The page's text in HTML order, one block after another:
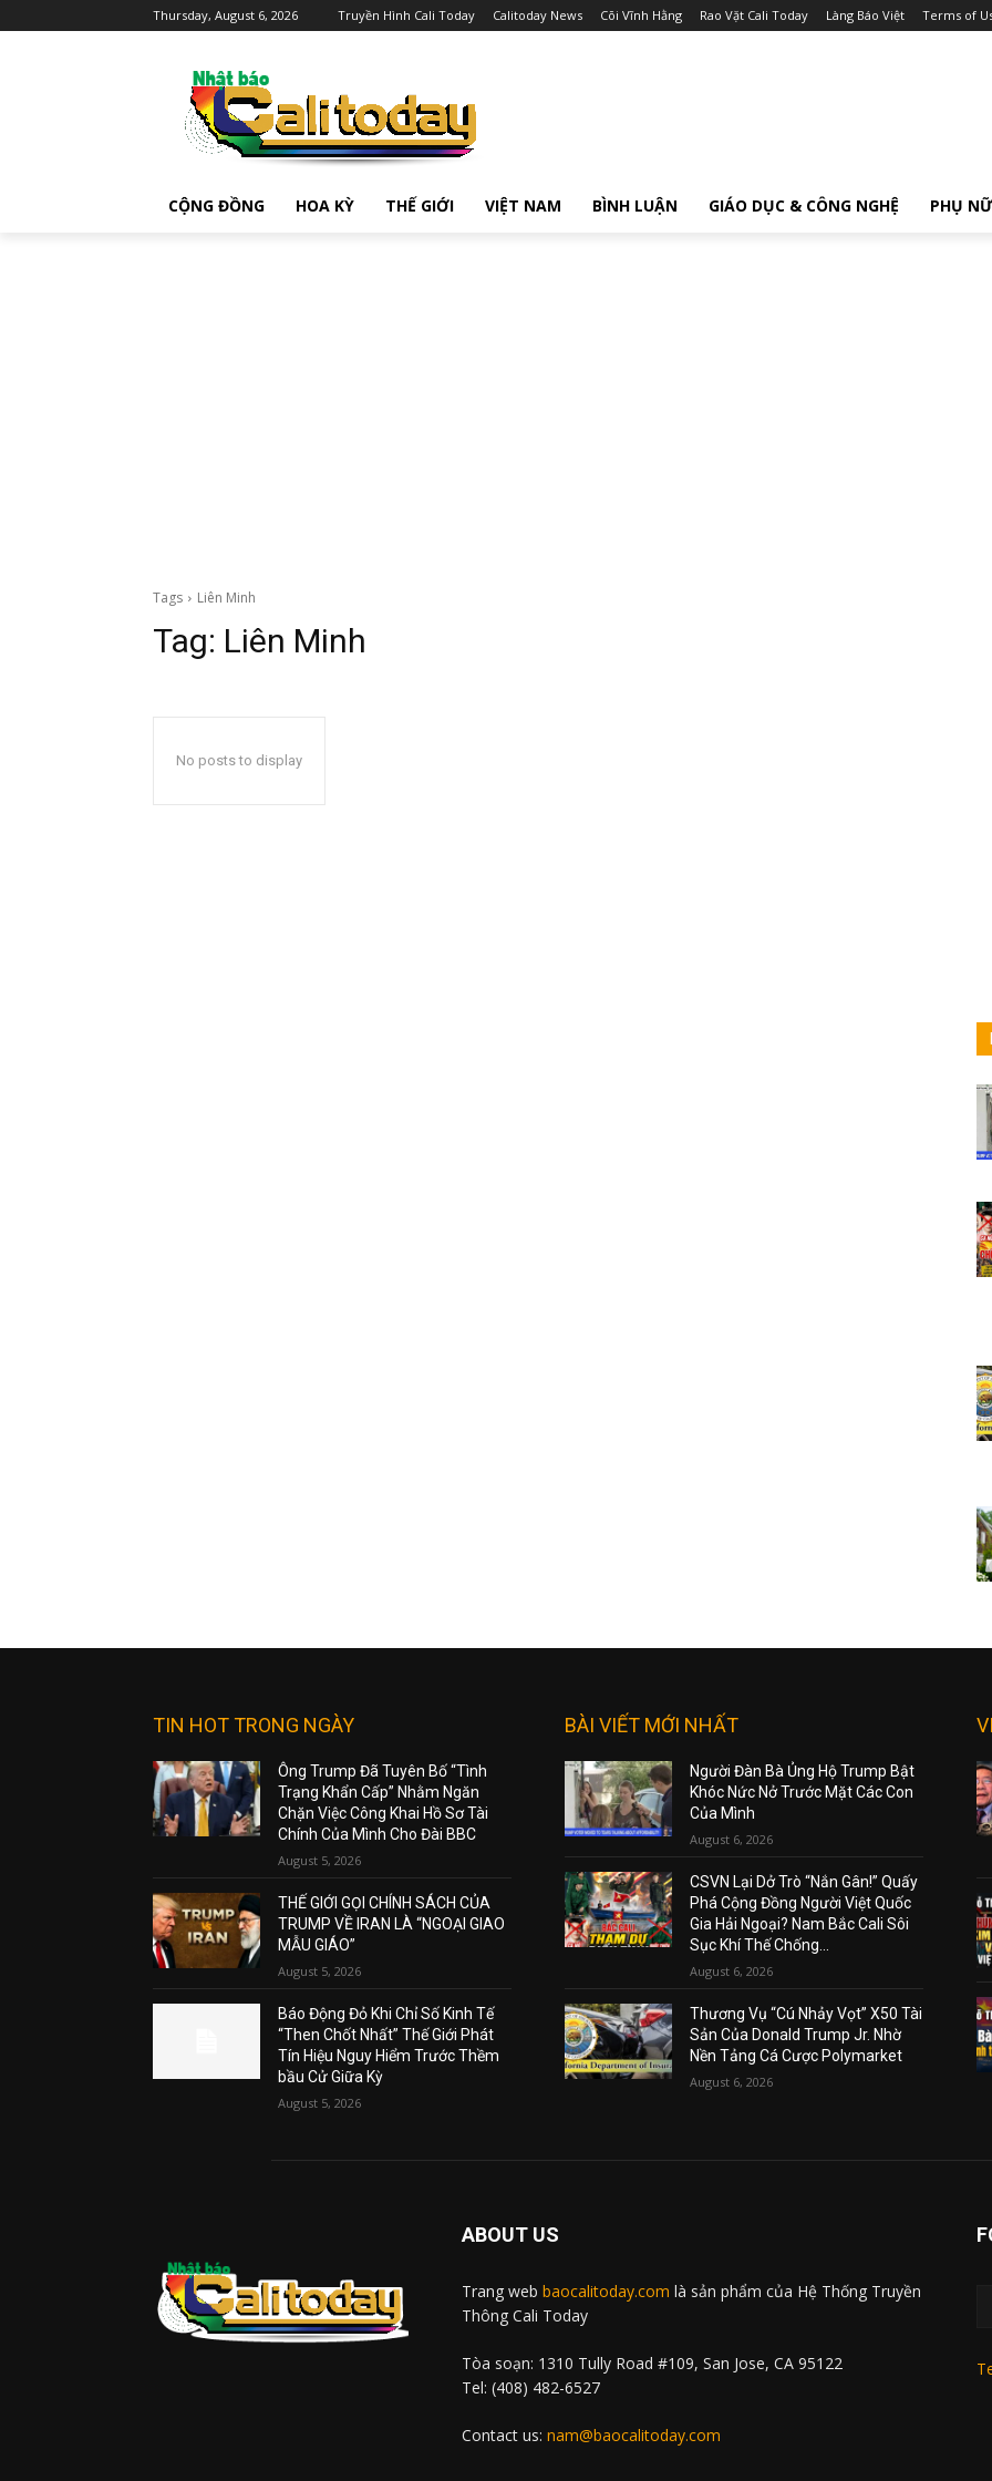
Thursday, August 6, 2026 Truyền Hình Cali Today Calitoday News Cõi Vĩnh Hằng Rao Vặt Cali Today Làng Báo Việt Terms of
CỘNG ĐỒNG HOA KỲ THẾ GIỚI VIỆT NAM BÌNH LUẬN GIÁO DỤC & CÔNG NGHỆ PHỤ NỮ
Tags Liên Minh
Tag: Liên Minh
No posts to display
TIN HOT TRONG NGÀY
Ông Trump Đã Tuyên Bố “Tình
Trạng Khẩn Cấp” Nhằm Ngăn
Chặn Việc Công Khai Hồ Sơ Tài
Chính Của Mình Cho Đài BBC
August 5, 2026
THẾ GIỚI GỌI CHÍNH SÁCH CỦA
TRUMP VỀ IRAN LÀ “NGOẠI GIAO
MẪU GIÁO”
August 5, 2026
Báo Động Đỏ Khi Chỉ Số Kinh Tế
“Then Chốt Nhất” Thế Giới Phát
Tín Hiệu Nguy Hiểm Trước Thềm
bầu Cử Giữa Kỳ
August 5, 2026
BÀI VIẾT MỚI NHẤT
Người Đàn Bà Ủng Hộ Trump Bật
Khóc Nức Nở Trước Mặt Các Con
Của Mình
August 6, 2026
CSVN Lại Dở Trò “Nắn Gân!” Quấy
Phá Cộng Đồng Người Việt Quốc
Gia Hải Ngoại? Nam Bắc Cali Sôi
Sục Khí Thế Chống...
August 6, 2026
Thương Vụ “Cú Nhảy Vọt” X50 Tài
Sản Của Donald Trump Jr. Nhờ
Nền Tảng Cá Cược Polymarket
August 6, 2026
ABOUT US
Trang web baocalitoday.com là sản phẩm của Hệ Thống Truyền
Thông Cali Today
Tòa soạn: 1310 Tully Road #109, San Jose, CA 95122
Tel: (408) 482-6527
Contact us: nam@baocalitoday.com